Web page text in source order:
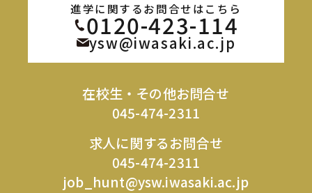
進学に関するお問合せはこちら
0120-423-114
ysw@iwasaki.ac.jp
在校生・その他お問合せ
045-474-2311
求人に関するお問合せ
045-474-2311
job_hunt@ysw.iwasaki.ac.jp